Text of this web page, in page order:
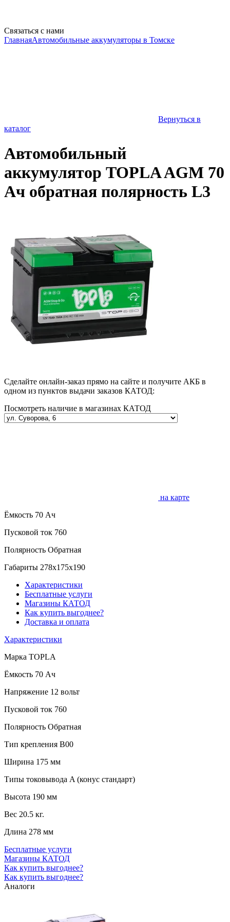
Связаться с нами
ГлавнаяАвтомобильные аккумуляторы в Томске
Вернуться в
каталог
Автомобильный
аккумулятор TOPLA AGM 70
Ач обратная полярность L3
Сделайте онлайн-заказ прямо на сайте и получите АКБ в
одном из пунктов выдачи заказов КАТОД:
Посмотреть наличие в магазинах КАТОД
на карте
Ёмкость 70 Ач
Пусковой ток 760
Полярность Обратная
Габариты 278x175x190
Характеристики
Бесплатные услуги
Магазины КАТОД
Как купить выгоднее?
Доставка и оплата
Характеристики
Марка TOPLA
Ёмкость 70 Ач
Напряжение 12 вольт
Пусковой ток 760
Полярность Обратная
Тип крепления B00
Ширина 175 мм
Типы токовывода A (конус стандарт)
Высота 190 мм
Вес 20.5 кг.
Длина 278 мм
Бесплатные услуги
Магазины КАТОД
Как купить выгоднее?
Как купить выгоднее?
Аналоги